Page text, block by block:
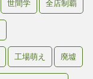
世間学 全店制覇
工場萌え 廃墟